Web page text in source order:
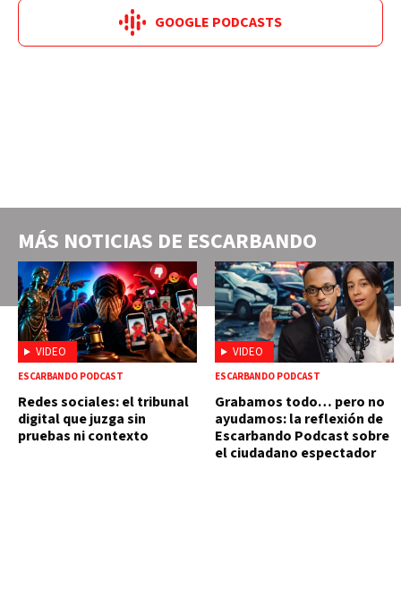
GOOGLE PODCASTS
MÁS NOTICIAS DE ESCARBANDO
VIDEO
ESCARBANDO PODCAST
Redes sociales: el tribunal
digital que juzga sin
pruebas ni contexto
VIDEO
ESCARBANDO PODCAST
Grabamos todo… pero no
ayudamos: la reflexión de
Escarbando Podcast sobre
el ciudadano espectador